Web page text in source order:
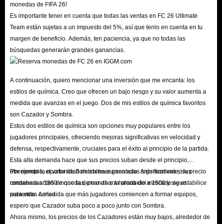
P: ¿Cómo comprar monedas de FC 26 en IGGM?
R: Puedes comprar monedas siguiendo estos pasos:
Selecciona tu plataforma: PS/XBOX/PC.
Selecciona la cantidad de monedas que desees. También puedes ajustar
la cantidad con los botones '+' o '-'.
Añade las monedas que necesitas a tu carrito y haz clic en 'Pagar'.
Introduce tu nombre, número de teléfono y correo electrónico.
Introduce tu correo electrónico, contraseña y códigos de seguridad de
Selecciona el método de pago adecuado y los cupones disponibles, y
haz clic en 'Pagar ahora'.
Notas sobre el intercambio de monedas de FIFA 26 (Imprescindible
al realizar un pedido):
Confirma que tu correo electrónico, contraseña y códigos de seguridad sean
correctos; de lo contrario, no podremos entregar tus monedas a tiempo.
1. Asegúrate de que tu cuenta esté disponible para usar el Mercado de
monedas de FIFA 26!
Es importante tener en cuenta que todas las ventas en FC 26 Ultimate
Team están sujetas a un impuesto del 5%, así que tenlo en cuenta en tu
margen de beneficio. Además, ten paciencia, ya que no todas las
búsquedas generarán grandes ganancias.
A continuación, quiero mencionar una inversión que me encanta: los
estilos de química. Creo que ofrecen un bajo riesgo y su valor aumenta a
medida que avanzas en el juego. Dos de mis estilos de química favoritos
son Cazador y Sombra.
Estos dos estilos de química son opciones muy populares entre los
jugadores principales, ofreciendo mejoras significativas en velocidad y
defensa, respectivamente, cruciales para el éxito al principio de la partida.
Esta alta demanda hace que sus precios suban desde el principio,
ofreciendo la oportunidad de obtener ganancias significativas si las
conservas antes de que la demanda o la oferta del mercado se estabilice
para otras cartas.
Por ejemplo, el valor de Sombra ha aumentado. Anteriormente, su precio
rondaba las 1300 monedas, pero ahora ha subido a 1500 y sigue
subiendo. A medida que más jugadores comiencen a formar equipos,
espero que Cazador suba poco a poco junto con Sombra.
Ahora mismo, los precios de los Cazadores están muy bajos, alrededor de